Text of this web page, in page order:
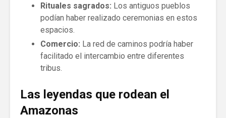
Rituales sagrados: Los antiguos pueblos
podían haber realizado ceremonias en estos
espacios.
Comercio: La red de caminos podría haber
facilitado el intercambio entre diferentes
tribus.
Las leyendas que rodean el
Amazonas